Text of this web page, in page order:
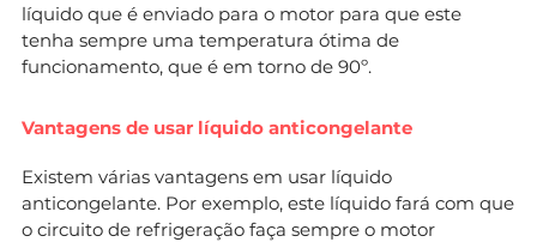
líquido que é enviado para o motor para que este
tenha sempre uma temperatura ótima de
funcionamento, que é em torno de 90º.
Vantagens de usar líquido anticongelante
Existem várias vantagens em usar líquido
anticongelante. Por exemplo, este líquido fará com que
o circuito de refrigeração faça sempre o motor